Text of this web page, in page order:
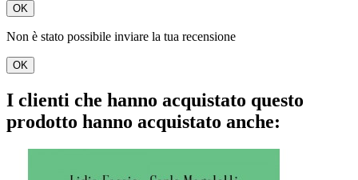
OK
Non è stato possibile inviare la tua recensione
OK
I clienti che hanno acquistato questo
prodotto hanno acquistato anche: